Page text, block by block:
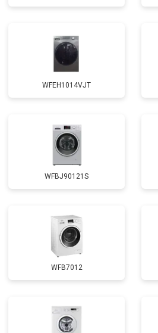
Замена подшипников
Замена мотора
Замена ТЭН
Замена блока управления
Замена прессостата
Замена сливного насоса
Замена сливного шланга
Замена УБЛ
WFEH1014VJT
WFBJ90121S
WFB7012